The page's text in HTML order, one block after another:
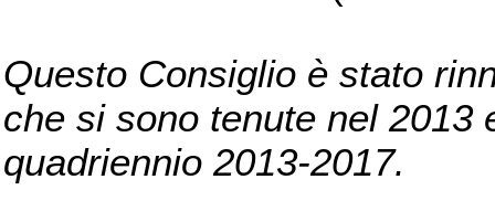
Questo Consiglio è stato
che si sono tenute nel 2013
quadriennio 2013-2017.